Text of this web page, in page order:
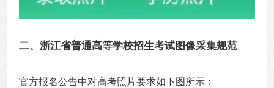
二、浙江省普通高等学校招生考试图像采集规范
官方报名公告中对高考照片要求如下图所示：